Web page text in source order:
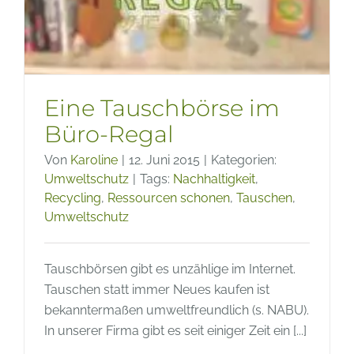
Eine Tauschbörse im
Büro-Regal
Von Karoline | 12. Juni 2015 | Kategorien:
Umweltschutz | Tags: Nachhaltigkeit,
Recycling, Ressourcen schonen, Tauschen,
Umweltschutz
Tauschbörsen gibt es unzählige im Internet.
Tauschen statt immer Neues kaufen ist
bekanntermaßen umweltfreundlich (s. NABU).
In unserer Firma gibt es seit einiger Zeit ein [...]